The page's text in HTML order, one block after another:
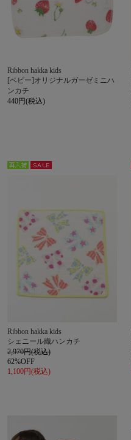
Ribbon hakka kids
[ベビー]オリジナルガーゼミニハ
ンカチ
440円(税込)
Ribbon hakka kids
シェニール織ハンカチ
2,970円(税込)
62%OFF
1,100円(税込)